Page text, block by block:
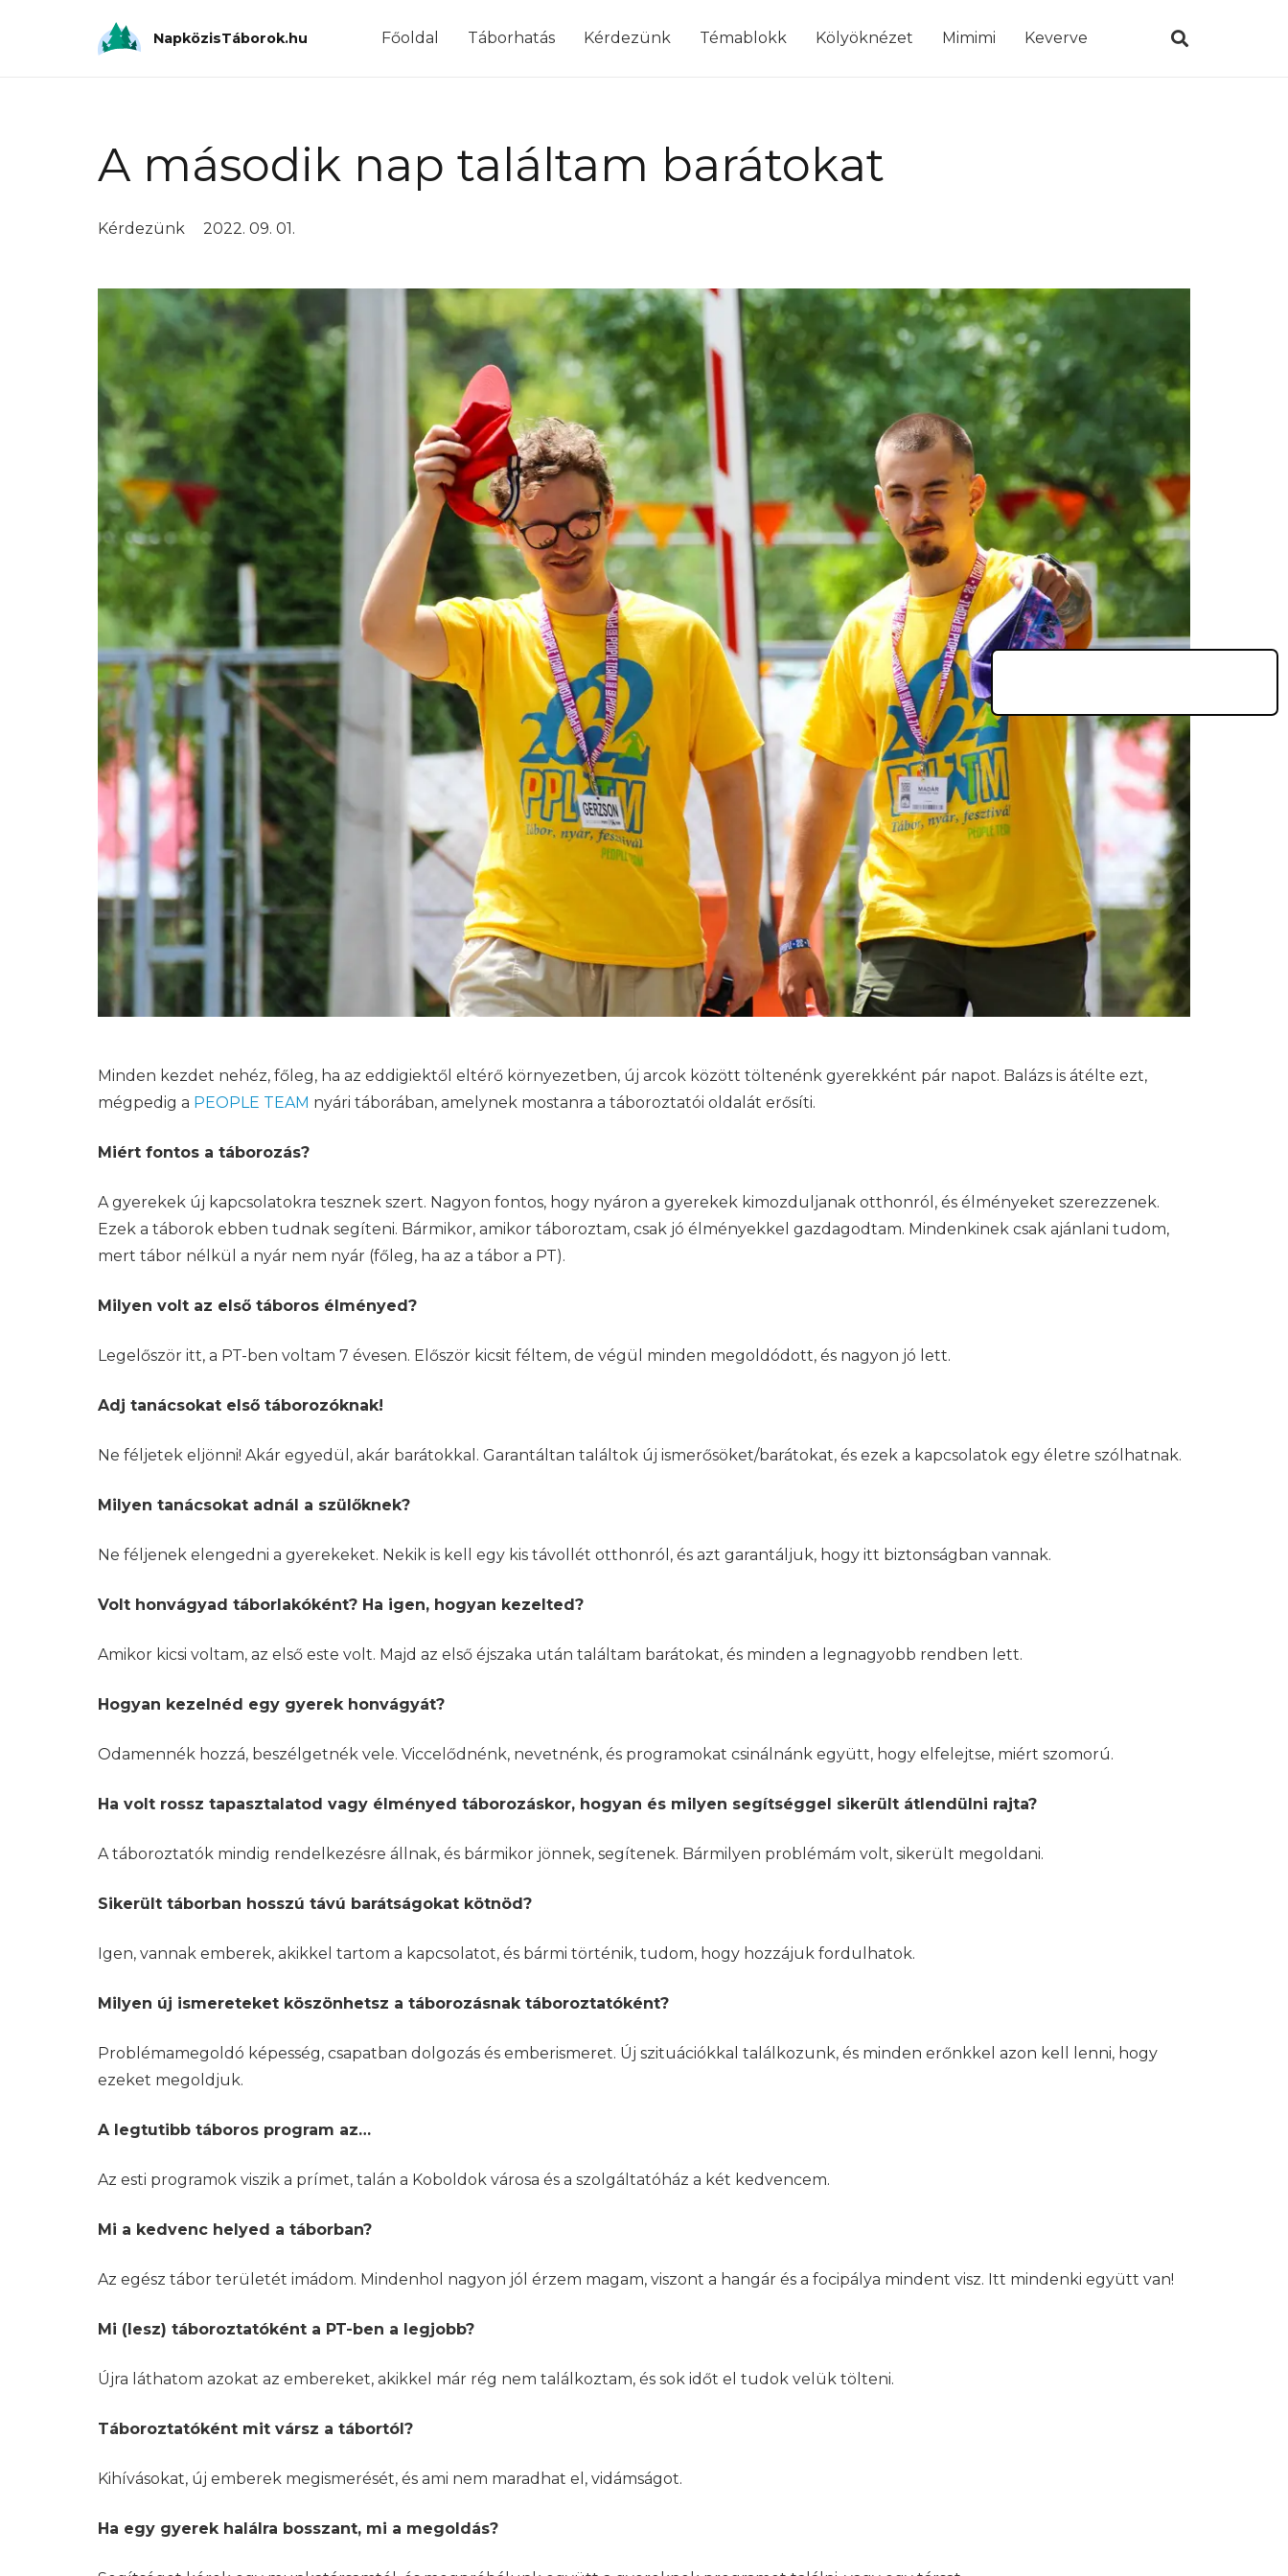
NapközisTáborok.hu Főoldal Táborhatás Kérdezünk Témablokk Kölyöknézet Mimimi Keverve
A második nap találtam barátokat
Kérdezünk 2022. 09. 01.
Minden kezdet nehéz, főleg, ha az eddigiektől eltérő környezetben, új arcok között töltenénk gyerekként pár napot. Balázs is átélte ezt,
mégpedig a PEOPLE TEAM nyári táborában, amelynek mostanra a táboroztatói oldalát erősíti.
Miért fontos a táborozás?
A gyerekek új kapcsolatokra tesznek szert. Nagyon fontos, hogy nyáron a gyerekek kimozduljanak otthonról, és élményeket szerezzenek.
Ezek a táborok ebben tudnak segíteni. Bármikor, amikor táboroztam, csak jó élményekkel gazdagodtam. Mindenkinek csak ajánlani tudom,
mert tábor nélkül a nyár nem nyár (főleg, ha az a tábor a PT).
Milyen volt az első táboros élményed?
Legelőször itt, a PT-ben voltam 7 évesen. Először kicsit féltem, de végül minden megoldódott, és nagyon jó lett.
Adj tanácsokat első táborozóknak!
Ne féljetek eljönni! Akár egyedül, akár barátokkal. Garantáltan találtok új ismerősöket/barátokat, és ezek a kapcsolatok egy életre szólhatnak.
Milyen tanácsokat adnál a szülőknek?
Ne féljenek elengedni a gyerekeket. Nekik is kell egy kis távollét otthonról, és azt garantáljuk, hogy itt biztonságban vannak.
Volt honvágyad táborlakóként? Ha igen, hogyan kezelted?
Amikor kicsi voltam, az első este volt. Majd az első éjszaka után találtam barátokat, és minden a legnagyobb rendben lett.
Hogyan kezelnéd egy gyerek honvágyát?
Odamennék hozzá, beszélgetnék vele. Viccelődnénk, nevetnénk, és programokat csinálnánk együtt, hogy elfelejtse, miért szomorú.
Ha volt rossz tapasztalatod vagy élményed táborozáskor, hogyan és milyen segítséggel sikerült átlendülni rajta?
A táboroztatók mindig rendelkezésre állnak, és bármikor jönnek, segítenek. Bármilyen problémám volt, sikerült megoldani.
Sikerült táborban hosszú távú barátságokat kötnöd?
Igen, vannak emberek, akikkel tartom a kapcsolatot, és bármi történik, tudom, hogy hozzájuk fordulhatok.
Milyen új ismereteket köszönhetsz a táborozásnak táboroztatóként?
Problémamegoldó képesség, csapatban dolgozás és emberismeret. Új szituációkkal találkozunk, és minden erőnkkel azon kell lenni, hogy
ezeket megoldjuk.
A legtutibb táboros program az…
Az esti programok viszik a prímet, talán a Koboldok városa és a szolgáltatóház a két kedvencem.
Mi a kedvenc helyed a táborban?
Az egész tábor területét imádom. Mindenhol nagyon jól érzem magam, viszont a hangár és a focipálya mindent visz. Itt mindenki együtt van!
Mi (lesz) táboroztatóként a PT-ben a legjobb?
Újra láthatom azokat az embereket, akikkel már rég nem találkoztam, és sok időt el tudok velük tölteni.
Táboroztatóként mit vársz a tábortól?
Kihívásokat, új emberek megismerését, és ami nem maradhat el, vidámságot.
Ha egy gyerek halálra bosszant, mi a megoldás?